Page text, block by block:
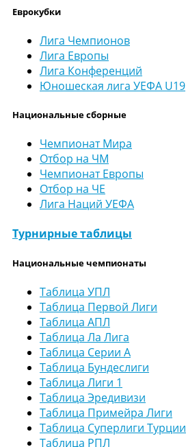
Еврокубки
Лига Чемпионов
Лига Европы
Лига Конференций
Юношеская лига УЕФА U19
Национальные сборные
Чемпионат Мира
Отбор на ЧМ
Чемпионат Европы
Отбор на ЧЕ
Лига Наций УЕФА
Турнирные таблицы
Национальные чемпионаты
Таблица УПЛ
Таблица Первой Лиги
Таблица АПЛ
Таблица Ла Лига
Таблица Серии А
Таблица Бундеслиги
Таблица Лиги 1
Таблица Эредивизи
Таблица Примейра Лиги
Таблица Суперлиги Турции
Таблица РПЛ